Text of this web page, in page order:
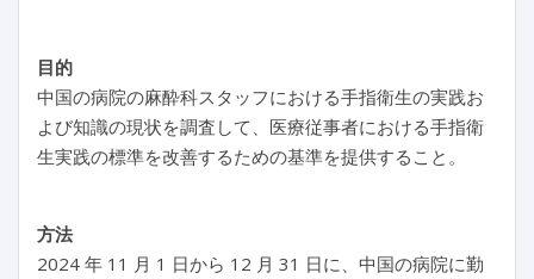
目的
中国の病院の麻酔科スタッフにおける手指衛生の実践お
よび知識の現状を調査して、医療従事者における手指衛
生実践の標準を改善するための基準を提供すること。
方法
2024 年 11 月 1 日から 12 月 31 日に、中国の病院に勤